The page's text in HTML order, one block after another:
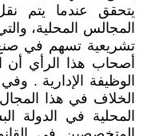
يتحقق عندما يتم
المجالس المحلية،
تشريعية تسهم في
أصحاب هذا الرأي أن
الوظيفة الإدارية .
الخلاف في هذا
المحلية في الدولة